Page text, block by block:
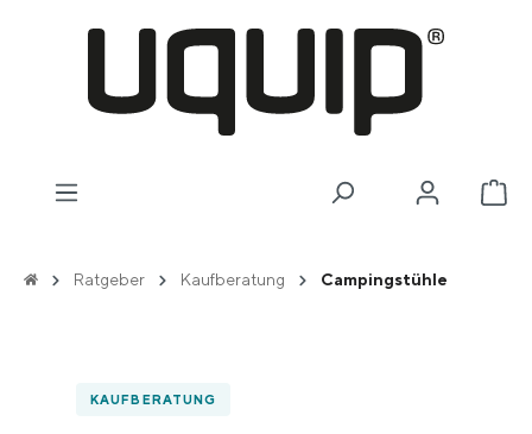
springen
Ratgeber Kaufberatung Campingstühle
KAUFBERATUNG